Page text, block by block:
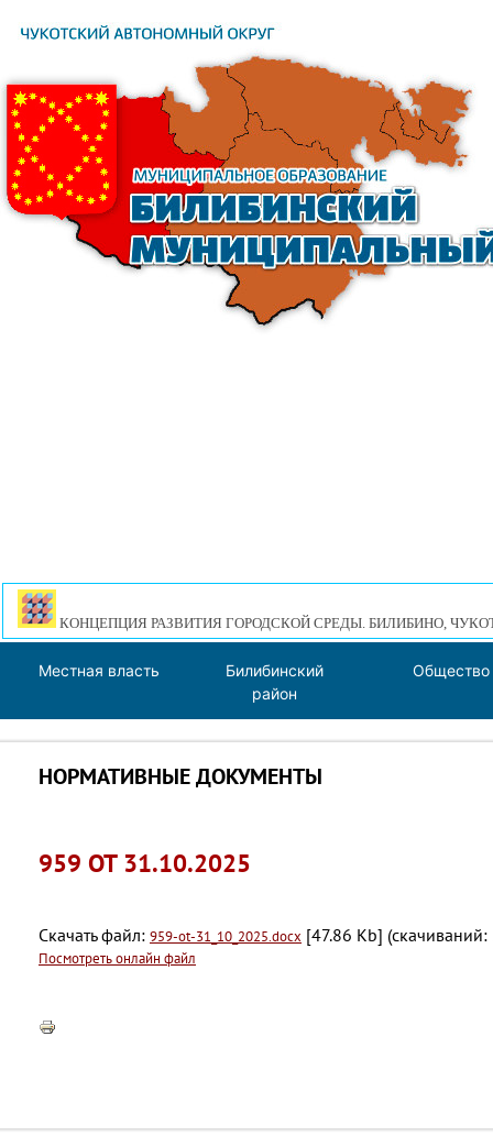
КОНЦЕПЦИЯ РАЗВИТИЯ ГОРОДСКОЙ СРЕДЫ. БИЛИБИНО,
Местная власть
Билибинский
район
Общество
НОРМАТИВНЫЕ ДОКУМЕНТЫ
959 ОТ 31.10.2025
Скачать файл: 959-ot-31_10_2025.docx [47.86 Kb] (cкачиваний:
Посмотреть онлайн файл